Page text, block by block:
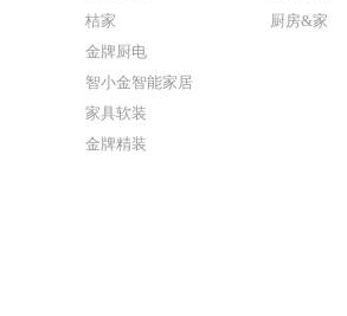
桔家
金牌厨电
智小金智能家居
家具软装
金牌精装
厨房&家